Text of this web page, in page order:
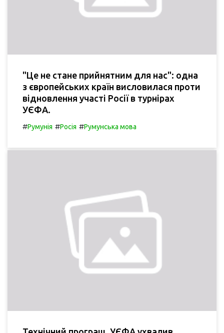
"Це не стане прийнятним для нас": одна
з європейських країн висловилася проти
відновлення участі Росії в турнірах
УЄФА.
#Румунія #Росія #Румунська мова